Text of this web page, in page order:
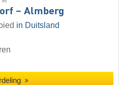
– Almberg
in Duitsland